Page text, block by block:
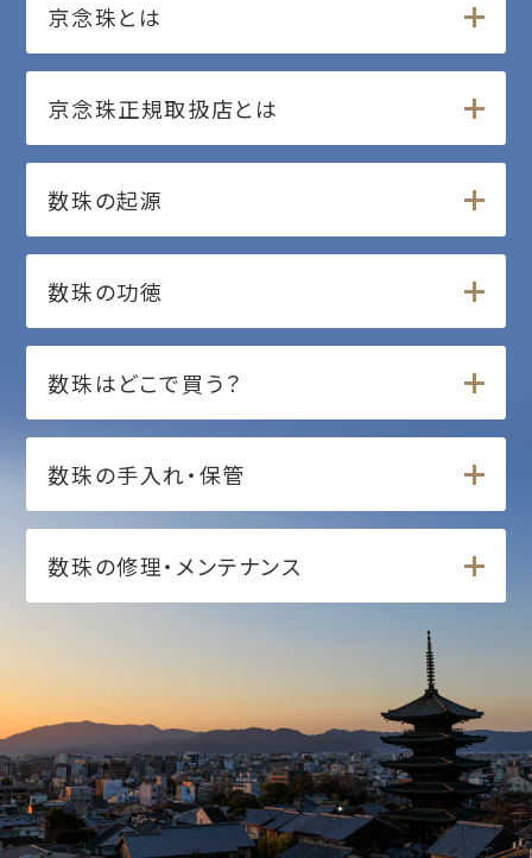
京念珠とは
京念珠正規取扱店とは
数珠の起源
数珠の功徳
数珠はどこで買う？
数珠の手入れ・保管
数珠の修理・メンテナンス